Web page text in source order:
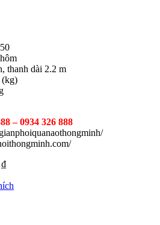
thanh dài 2.2 m
(kg)
– 0934 326 888